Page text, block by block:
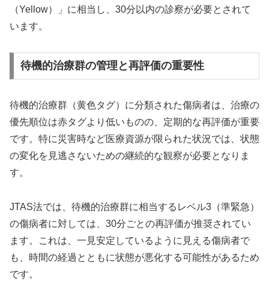
（Yellow）」に相当し、30分以内の診察が必要とされて
います。
待機的治療群の管理と再評価の重要性
待機的治療群（黄色タグ）に分類された傷病者は、治療の
優先順位は赤タグより低いものの、定期的な再評価が重要
です。特に災害時など医療資源が限られた状況では、状態
の変化を見逃さないための継続的な観察が必要となりま
す。
JTAS法では、待機的治療群に相当するレベル3（準緊急）
の傷病者に対しては、30分ごとの再評価が推奨されてい
ます。これは、一見安定しているように見える傷病者で
も、時間の経過とともに状態が悪化する可能性があるため
です。